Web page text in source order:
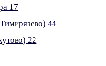
17
44
22